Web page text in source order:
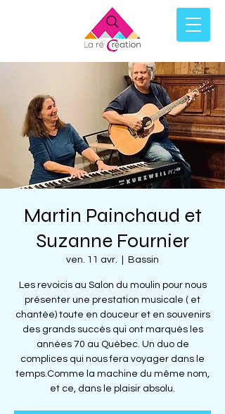
Martin Painchaud et
Suzanne Fournier
ven. 11 avr. Bassin
Les revoicis au Salon du moulin pour nous
présenter une prestation musicale ( et
chantée) toute en douceur et en souvenirs
des grands succès qui ont marqués les
années 70 au Québec. Un duo de
complices qui nous fera voyager dans le
temps.Comme la machine du même nom,
et ce, dans le plaisir absolu.